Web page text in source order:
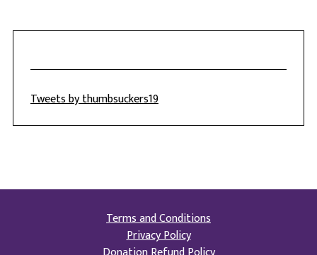
Tweets by thumbsuckers19
Terms and Conditions
Privacy Policy